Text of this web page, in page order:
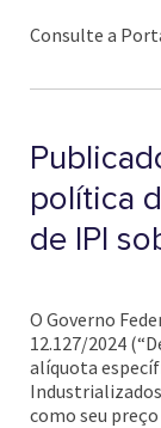
Consulte a
política
de IPI
O Governo
12.127/2024
alíquota
como seu